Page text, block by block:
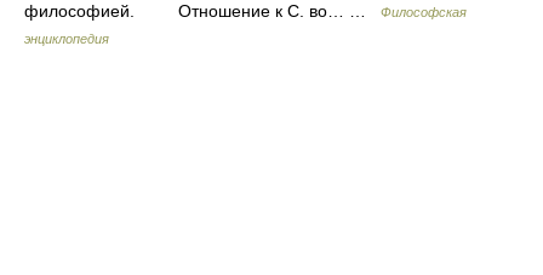
философией. Отношение к С. во… …
Философская
энциклопедия